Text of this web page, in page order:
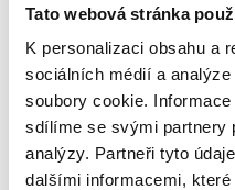
Tato webová stránka
K personalizaci obsahu a
sociálních médií a
soubory cookie.
sdílíme se svými partnery
analýzy. Partneři tyto
dalšími informacemi,
pracuje a taky hodně
Terezka je šikovná
Snažím se vymyslet
děti. Když je manžel
jednomu, nebo
Kubík dostal
se na ní naučil šlapat,